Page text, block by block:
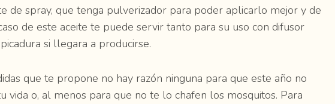
de spray, que tenga pulverizador para poder aplicarlo mejor y de
de este aceite te puede servir tanto para su uso con difusor
si llegara a producirse.
que te propone no hay razón ninguna para que este año no
vida o, al menos para que no te lo chafen los mosquitos. Para